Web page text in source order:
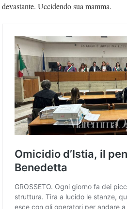
devastante. Uccidendo sua mamma.